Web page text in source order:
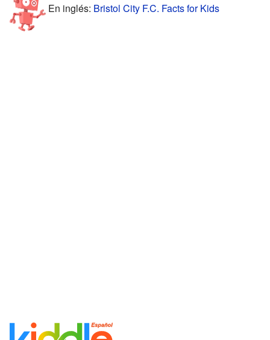
En inglés: Bristol City F.C. Facts for Kids